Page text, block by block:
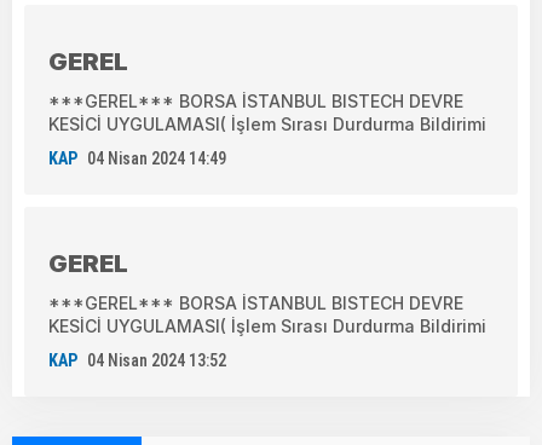
GEREL
***GEREL*** BORSA İSTANBUL BISTECH DEVRE
KESİCİ UYGULAMASI( İşlem Sırası Durdurma Bildirimi
KAP 04 Nisan 2024 14:49
GEREL
***GEREL*** BORSA İSTANBUL BISTECH DEVRE
KESİCİ UYGULAMASI( İşlem Sırası Durdurma Bildirimi
KAP 04 Nisan 2024 13:52